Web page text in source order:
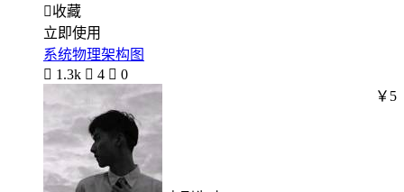
收藏
立即使用
系统物理架构图
 1.3k  4  0
￥5